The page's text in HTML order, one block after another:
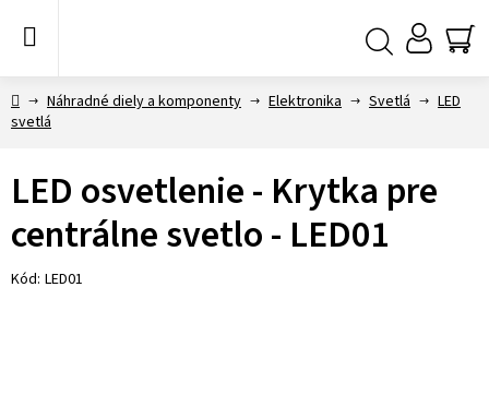
DomovNáhradné diely a komponenty Elektronika Svetlá
LED
svetlá
LED osvetlenie - Krytka pre
centrálne svetlo - LED01
Kód: LED01